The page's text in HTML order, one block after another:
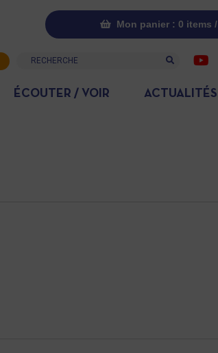
Mon panier : 0 items /
Recherche
ÉCOUTER / VOIR ACTUALITÉS